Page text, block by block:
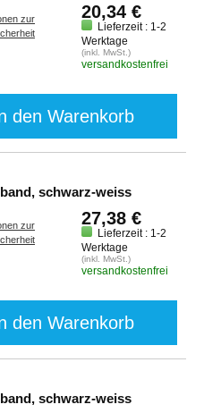
zur
20,34 €
Lieferzeit : 1-2
Werktage
(inkl. MwSt.)
versandkostenfrei
den Warenkorb
schwarz-weiss
zur
27,38 €
Lieferzeit : 1-2
Werktage
(inkl. MwSt.)
versandkostenfrei
den Warenkorb
schwarz-weiss